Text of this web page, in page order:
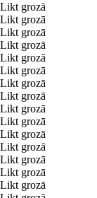
Likt grozā
Likt grozā
Likt grozā
Likt grozā
Likt grozā
Likt grozā
Likt grozā
Likt grozā
Likt grozā
Likt grozā
Likt grozā
Likt grozā
Likt grozā
Likt grozā
Likt grozā